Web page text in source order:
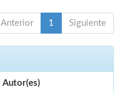
Anterior 1 Siguiente
Autor(es)